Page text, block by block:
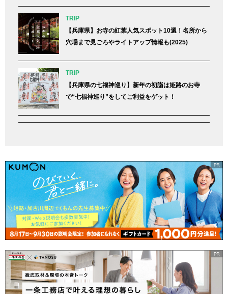
TRIP
【兵庫県】お寺の紅葉人気スポット10選！名所から
穴場まで見ごろやライトアップ情報も(2025)
TRIP
【兵庫県の七福神巡り】新年の初詣は姫路のお寺
で“七福神巡り”をしてご利益をゲット！